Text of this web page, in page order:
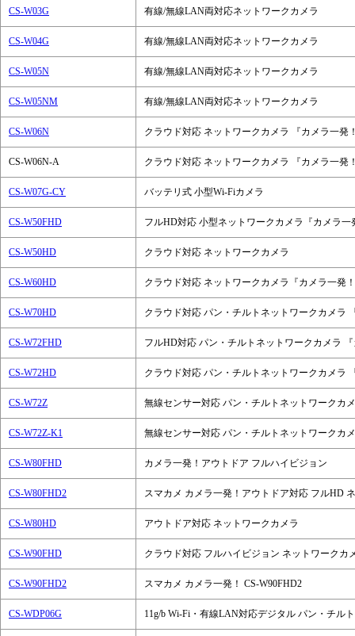
CS-W03G 有線/無線LAN両対応ネットワークカメラ
CS-W04G 有線/無線LAN両対応ネットワークカメラ
CS-W05N 有線/無線LAN両対応ネットワークカメラ
CS-W05NM 有線/無線LAN両対応ネットワークカメラ
CS-W06N クラウド対応 ネットワークカメラ 『カメラ一発
CS-W06N-A クラウド対応 ネットワークカメラ 『カメラ一発
CS-W07G-CY バッテリ式 小型Wi-Fiカメラ
CS-W50FHD フルHD対応 小型ネットワークカメラ『カメラ一
CS-W50HD クラウド対応 ネットワークカメラ
CS-W60HD クラウド対応 ネットワークカメラ『カメラ一発
CS-W70HD クラウド対応 パン・チルトネットワークカメラ
CS-W72FHD フルHD対応 パン・チルトネットワークカメラ
CS-W72HD クラウド対応 パン・チルトネットワークカメラ
CS-W72Z 無線センサー対応 パン・チルトネットワークカ
CS-W72Z-K1 無線センサー対応 パン・チルトネットワークカ
CS-W80FHD カメラ一発！アウトドア フルハイビジョン
CS-W80FHD2 スマカメ カメラ一発！アウトドア対応 フルHD
CS-W80HD アウトドア対応 ネットワークカメラ
CS-W90FHD クラウド対応 フルハイビジョン ネットワークカ
CS-W90FHD2 スマカメ カメラ一発！ CS-W90FHD2
CS-WDP06G 11g/b Wi-Fi・有線LAN対応デジタル パン・チル